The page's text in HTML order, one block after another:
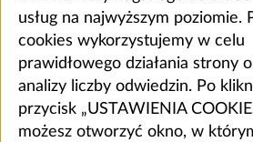
usług na najwyższym poziomie.
cookies wykorzystujemy w celu
prawidłowego działania strony
analizy liczby odwiedzin. Po
przycisk „USTAWIENIA
możesz otworzyć okno, w